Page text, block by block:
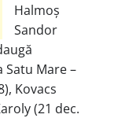
Halmoş
Sandor
Mare –
Kovacs
(21 dec.